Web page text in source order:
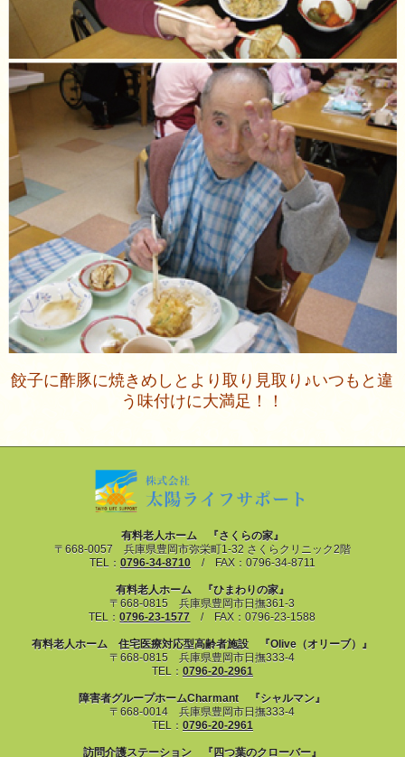
餃子に酢豚に焼きめしとより取り見取り♪いつもと違
う味付けに大満足！！
有料老人ホーム 『さくらの家』
〒668-0057 兵庫県豊岡市弥栄町1-32 さくらクリニック2階
TEL： 0796-34-8710/ FAX：0796-34-8711
有料老人ホーム 『ひまわりの家』
〒668-0815 兵庫県豊岡市日撫361-3
TEL：0796-23-1577 / FAX：0796-23-1588
有料老人ホーム 住宅医療対応型高齢者施設 『Olive（オリーブ）』
〒668-0815 兵庫県豊岡市日撫333-4
TEL： 0796-20-2961
障害者グループホームCharmant 『シャルマン』
〒668-0014 兵庫県豊岡市日撫333-4
TEL： 0796-20-2961
訪問介護ステーション 『四つ葉のクローバー』